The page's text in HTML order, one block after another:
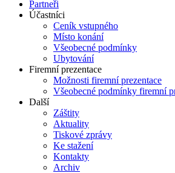
Partneři
Účastníci
Ceník vstupného
Místo konání
Všeobecné podmínky
Ubytování
Firemní prezentace
Možnosti firemní prezentace
Všeobecné podmínky firemní
Další
Záštity
Aktuality
Tiskové zprávy
Ke stažení
Kontakty
Archiv